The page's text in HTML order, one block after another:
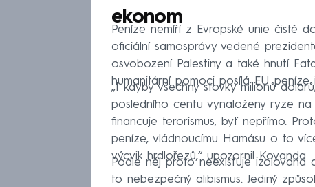
ekonom
Peníze nemíří z Evropské unie čistě
oficiální samosprávy vedené
osvobození Palestiny a také hnutí
humanitární pomoci posílá EU
„I kdyby všechny stovky milionů
posledního centu vynaloženy ryze
financuje terorismus, byť nepřímo.
peníze, vládnoucímu Hamásu o to
výcvik hrdlořezů,“ upozornil Kovanda.
Podle něj proto neexistuje izolovaná
to nebezpečný alibismus. Jediný